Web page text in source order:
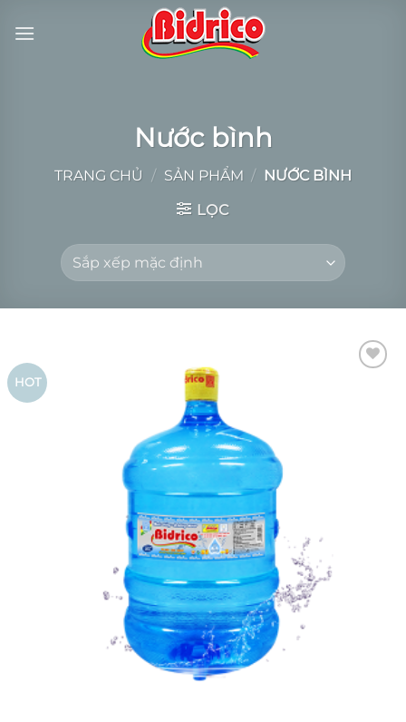
qua
Nước bình
TRANG CHỦ / SẢN PHẨM /
NƯỚC BÌNH
LỌC
HOT